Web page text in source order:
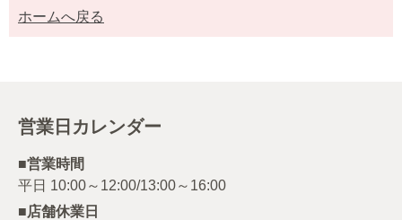
ホームへ戻る
営業日カレンダー
■営業時間
■店舗休業日